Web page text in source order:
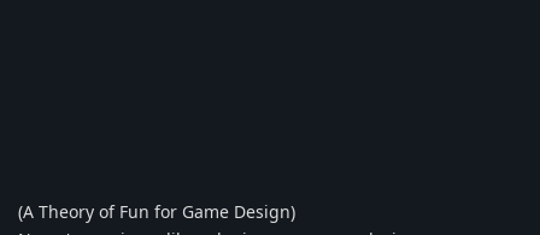
(A Theory of Fun for Game Design)